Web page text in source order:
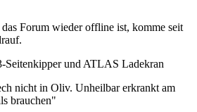
Forum wieder offline ist, komme seit
Seitenkipper und ATLAS Ladekran
nicht in Oliv. Unheilbar erkrankt am
brauchen"